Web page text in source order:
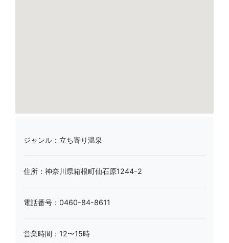
ジャンル：立ち寄り温泉
住所：神奈川県箱根町仙石原1244-2
電話番号：0460-84-8611
営業時間：12〜15時